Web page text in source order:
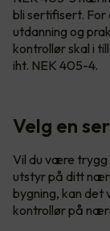
bli sertifisert.
utdanning og
kontrollør skal i
iht. NEK 405-4.
Velg en
Vil du være
utstyr på ditt
bygning, kan
kontrollør på